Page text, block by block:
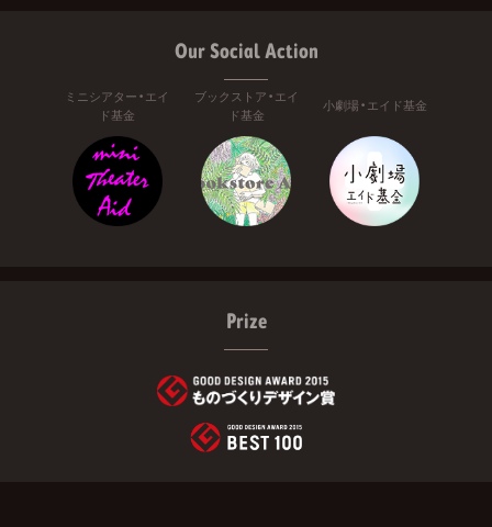
Our Social Action
ミニシアター・エイ
ド基金
ブックストア・エイ
ド基金
小劇場・エイド基金
Prize